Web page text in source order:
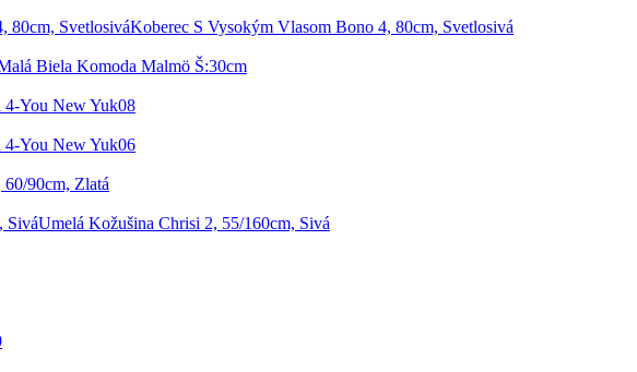
Koberec S Vysokým Vlasom Bono 4, 80cm, Svetlosivá
Biela Komoda Malmö Š:30cm
4-You New Yuk08
4-You New Yuk06
90cm, Zlatá
Umelá Kožušina Chrisi 2, 55/160cm, Sivá